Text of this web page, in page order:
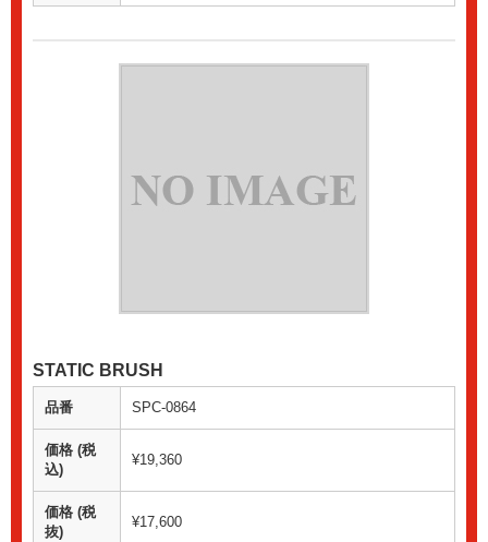
STATIC BRUSH
品番 SPC-0864
価格 (税
込)
¥19,360
価格 (税
抜)
¥17,600